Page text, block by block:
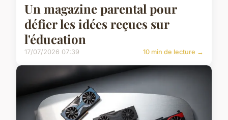
Un magazine parental pour
défier les idées reçues sur
l'éducation
17/07/2026 07:39 10 min de lecture →